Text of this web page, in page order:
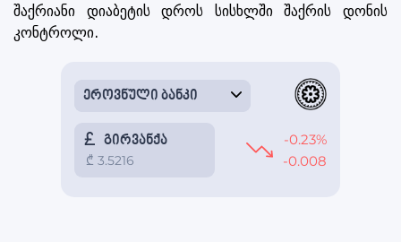
შაქრიანი დიაბეტის დროს სისხლში შაქრის დონის
კონტროლი.